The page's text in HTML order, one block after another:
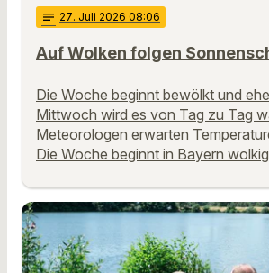
notes 27. Juli 2026 08:06
Auf Wolken folgen
Die Woche beginnt bewölkt und
Mittwoch wird es von Tag zu Tag
Meteorologen erwarten
Die Woche beginnt in Bayern